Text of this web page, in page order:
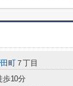
町７丁目
歩10分